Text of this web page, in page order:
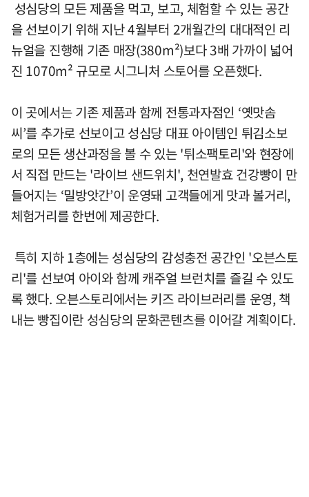
성심당의 모든 제품을 먹고, 보고, 체험할 수 있는 공간
을 선보이기 위해 지난 4월부터 2개월간의 대대적인 리
뉴얼을 진행해 기존 매장(380m²)보다 3배 가까이 넓어
진 1070m² 규모로 시그니처 스토어를 오픈했다.
이 곳에서는 기존 제품과 함께 전통과자점인 ‘옛맛솜
씨’를 추가로 선보이고 성심당 대표 아이템인 튀김소보
로의 모든 생산과정을 볼 수 있는 '튀소팩토리'와 현장에
서 직접 만드는 '라이브 샌드위치', 천연발효 건강빵이 만
들어지는 ‘밀방앗간’이 운영돼 고객들에게 맛과 볼거리,
체험거리를 한번에 제공한다.
특히 지하 1층에는 성심당의 감성충전 공간인 '오븐스토
리'를 선보여 아이와 함께 캐주얼 브런치를 즐길 수 있도
록 했다. 오븐스토리에서는 키즈 라이브러리를 운영, 책
내는 빵집이란 성심당의 문화콘텐츠를 이어갈 계획이다.